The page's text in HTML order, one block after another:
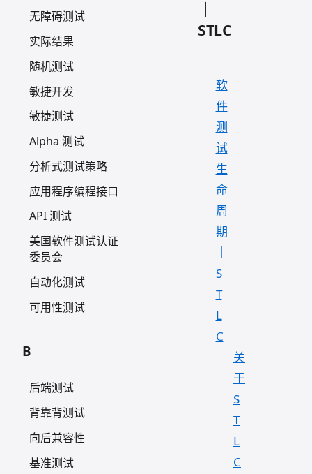
无障碍测试
实际结果
随机测试
敏捷开发
敏捷测试
Alpha 测试
分析式测试策略
应用程序编程接口
API 测试
美国软件测试认证
委员会
自动化测试
可用性测试
B
后端测试
背靠背测试
向后兼容性
基准测试
STLC
软
件
测
试
生
命
周
期
S
T
L
C
关
于
S
T
L
C